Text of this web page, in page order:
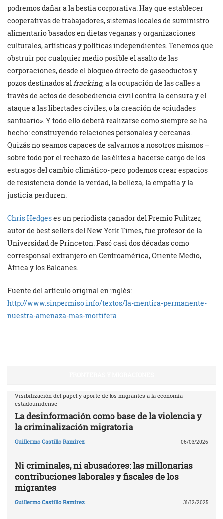
podremos dañar a la bestia corporativa. Hay que establecer
cooperativas de trabajadores, sistemas locales de suministro
alimentario basados en dietas veganas y organizaciones
culturales, artísticas y políticas independientes. Tenemos que
obstruir por cualquier medio posible el asalto de las
corporaciones, desde el bloqueo directo de gaseoductos y
pozos destinados alfracking, a la ocupación de las calles a
través de actos de desobediencia civil contra la censura y el
ataque a las libertades civiles, o la creación de «ciudades
santuario». Y todo ello deberá realizarse como siempre se ha
hecho: construyendo relaciones personales y cercanas.
Quizás no seamos capaces de salvarnos a nosotros mismos –
sobre todo por el rechazo de las élites a hacerse cargo de los
estragos del cambio climático- pero podemos crear espacios
de resistencia donde la verdad, la belleza, la empatía y la
justicia perduren.
Chris Hedgeses un periodista ganador del Premio Pulitzer,
autor de best sellers del New York Times, fue profesor de la
Universidad de Princeton. Pasó casi dos décadas como
corresponsal extranjero en Centroamérica, Oriente Medio,
África y los Balcanes.
Fuente del artículo original en inglés:
http://www.sinpermiso.info/textos/la-mentira-permanente-
nuestra-amenaza-mas-mortifera
Visibilización del papel y aporte de los migrantes a la economía
estadounidense
La desinformación como base de la violencia y
la criminalización migratoria
Guillermo Castillo Ramírez 06/03/2026
Ni criminales, ni abusadores: las millonarias
contribuciones laborales y fiscales de los
migrantes
Guillermo Castillo Ramírez 31/12/2025